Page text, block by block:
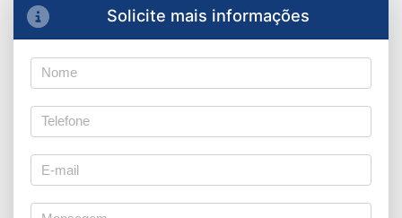
Solicite mais informações